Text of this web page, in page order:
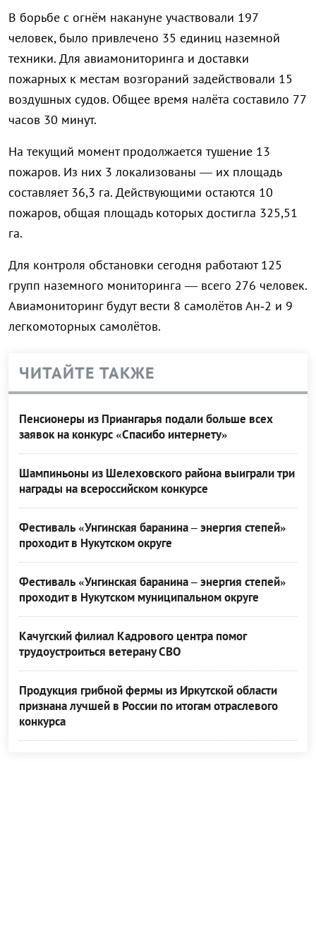
В борьбе с огнём накануне участвовали 197
человек, было привлечено 35 единиц наземной
техники. Для авиамониторинга и доставки
пожарных к местам возгораний задействовали 15
воздушных судов. Общее время налёта составило 77
часов 30 минут.
На текущий момент продолжается тушение 13
пожаров. Из них 3 локализованы — их площадь
составляет 36,3 га. Действующими остаются 10
пожаров, общая площадь которых достигла 325,51
га.
Для контроля обстановки сегодня работают 125
групп наземного мониторинга — всего 276 человек.
Авиамониторинг будут вести 8 самолётов Ан‑2 и 9
легкомоторных самолётов.
ЧИТАЙТЕ ТАКЖЕ
Пенсионеры из Приангарья подали больше всех
заявок на конкурс «Спасибо интернету»
Шампиньоны из Шелеховского района выиграли три
награды на всероссийском конкурсе
Фестиваль «Унгинская баранина – энергия степей»
проходит в Нукутском округе
Фестиваль «Унгинская баранина – энергия степей»
проходит в Нукутском муниципальном округе
Качугский филиал Кадрового центра помог
трудоустроиться ветерану СВО
Продукция грибной фермы из Иркутской области
признана лучшей в России по итогам отраслевого
конкурса